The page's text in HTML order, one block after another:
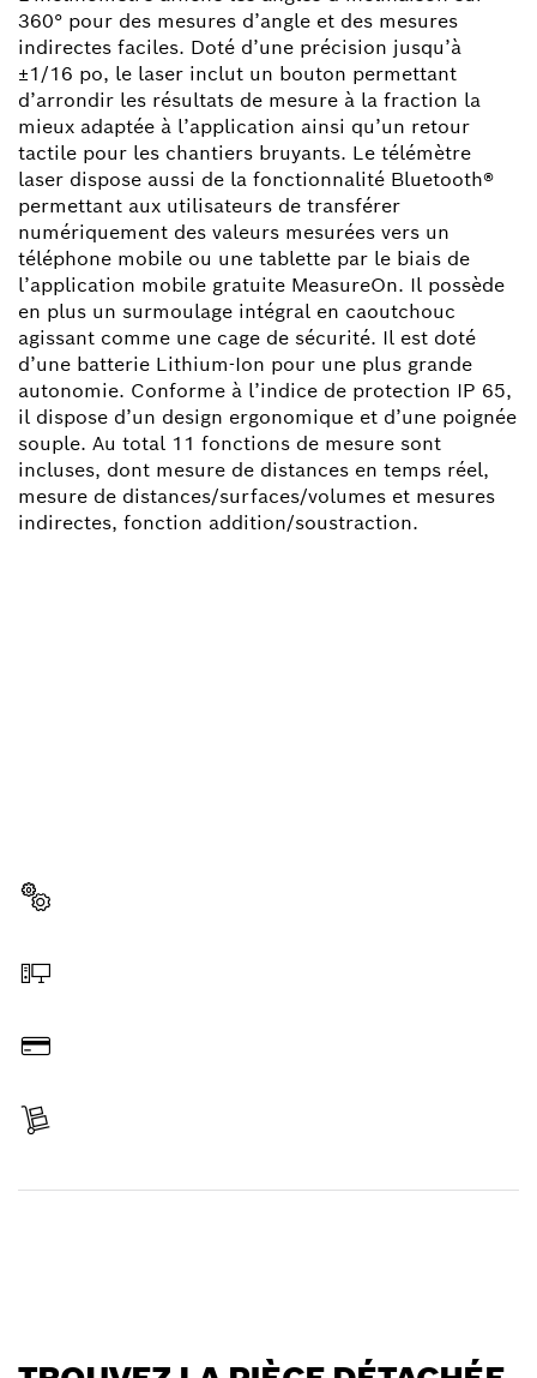
360° pour des mesures d’angle et des mesures
indirectes faciles. Doté d’une précision jusqu’à
±1/16 po, le laser inclut un bouton permettant
d’arrondir les résultats de mesure à la fraction la
mieux adaptée à l’application ainsi qu’un retour
tactile pour les chantiers bruyants. Le télémètre
laser dispose aussi de la fonctionnalité Bluetooth®
permettant aux utilisateurs de transférer
numériquement des valeurs mesurées vers un
téléphone mobile ou une tablette par le biais de
l’application mobile gratuite MeasureOn. Il possède
en plus un surmoulage intégral en caoutchouc
agissant comme une cage de sécurité. Il est doté
d’une batterie Lithium-Ion pour une plus grande
autonomie. Conforme à l’indice de protection IP 65,
il dispose d’un design ergonomique et d’une poignée
souple. Au total 11 fonctions de mesure sont
incluses, dont mesure de distances en temps réel,
mesure de distances/surfaces/volumes et mesures
indirectes, fonction addition/soustraction.